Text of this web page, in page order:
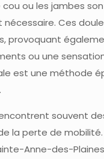
ou les jambes
Ces
provoquant
ou une
est une méthode
souvent
la perte de
Anne-des-